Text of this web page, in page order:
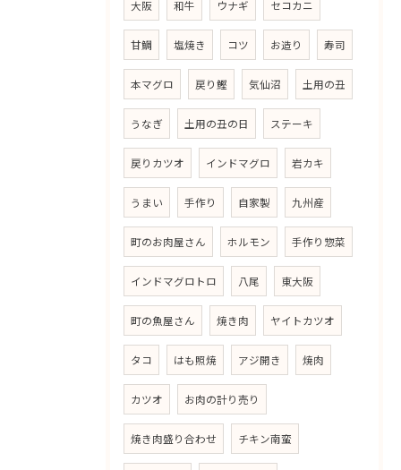
大阪 和牛 ウナギ セコカニ
甘鯛 塩焼き コツ お造り 寿司
本マグロ 戻り鰹 気仙沼 土用の丑
うなぎ 土用の丑の日 ステーキ
戻りカツオ インドマグロ 岩カキ
うまい 手作り 自家製 九州産
町のお肉屋さん ホルモン 手作り惣菜
インドマグロトロ 八尾 東大阪
町の魚屋さん 焼き肉 ヤイトカツオ
タコ はも照焼 アジ開き 焼肉
カツオ お肉の計り売り
焼き肉盛り合わせ チキン南蛮